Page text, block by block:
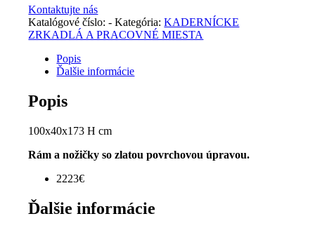
Kontaktujte nás
Katalógové číslo:- Kategória:KADERNÍCKE
ZRKADLÁ A PRACOVNÉ MIESTA
Popis
Ďalšie informácie
Popis
100x40x173 H cm
Rám a nožičky so zlatou povrchovou úpravou.
2223€
Ďalšie informácie